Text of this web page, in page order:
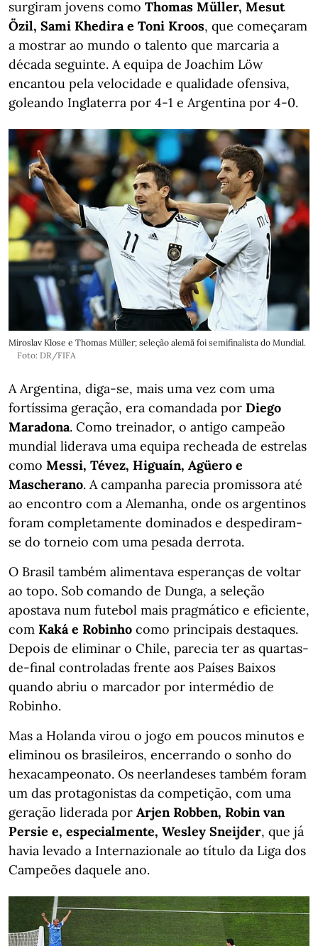
surgiram jovens como Thomas Müller, Mesut
Özil, Sami Khedira e Toni Kroos, que começaram
a mostrar ao mundo o talento que marcaria a
década seguinte. A equipa de Joachim Löw
encantou pela velocidade e qualidade ofensiva,
goleando Inglaterra por 4-1 e Argentina por 4-0.
Miroslav Klose e Thomas Müller; seleção alemã foi semifinalista do Mundial.
Foto: DR/FIFA
A Argentina, diga-se, mais uma vez com uma
fortíssima geração, era comandada por Diego
Maradona. Como treinador, o antigo campeão
mundial liderava uma equipa recheada de estrelas
como Messi, Tévez, Higuaín, Agüero e
Mascherano. A campanha parecia promissora até
ao encontro com a Alemanha, onde os argentinos
foram completamente dominados e despediram-
se do torneio com uma pesada derrota.
O Brasil também alimentava esperanças de voltar
ao topo. Sob comando de Dunga, a seleção
apostava num futebol mais pragmático e eficiente,
com Kaká e Robinho como principais destaques.
Depois de eliminar o Chile, parecia ter as quartas-
de-final controladas frente aos Países Baixos
quando abriu o marcador por intermédio de
Robinho.
Mas a Holanda virou o jogo em poucos minutos e
eliminou os brasileiros, encerrando o sonho do
hexacampeonato. Os neerlandeses também foram
um das protagonistas da competição, com uma
geração liderada por Arjen Robben, Robin van
Persie e, especialmente, Wesley Sneijder, que já
havia levado a Internazionale ao título da Liga dos
Campeões daquele ano.